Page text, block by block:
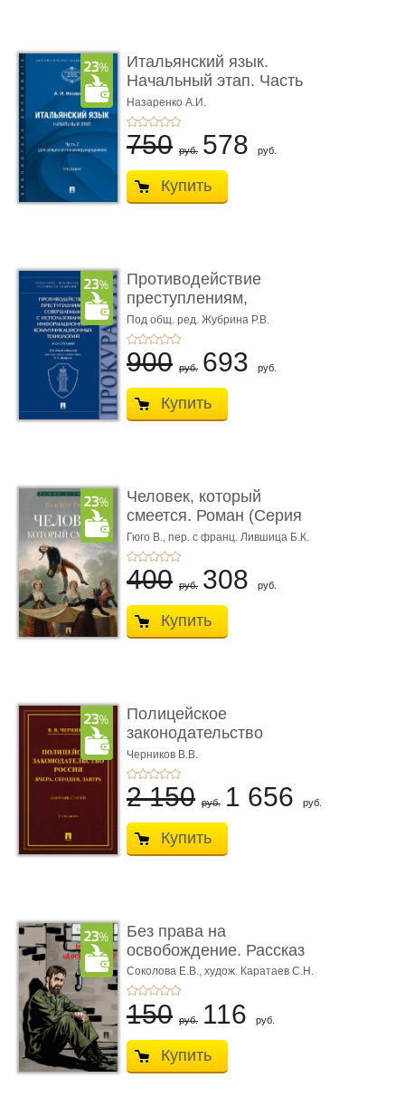
Итальянский язык.
Начальный этап. Часть
2. Учеб� ...
Назаренко А.И.
750 руб. 578 руб.
Купить
Противодействие
преступлениям,
совершаемым с ...
Под общ. ред. Жубрина Р.В.
900 руб. 693 руб.
Купить
Человек, который
смеется. Роман (Серия
«Роман с ...
Гюго В., пер. с франц. Лившица Б.К.
400 руб. 308 руб.
Купить
Полицейское
законодательство
России: вчера, с� ...
Черников В.В.
2 150 руб. 1 656 руб.
Купить
Без права на
освобождение. Рассказ
Соколова Е.В., худож. Каратаев С.Н.
150 руб. 116 руб.
Купить